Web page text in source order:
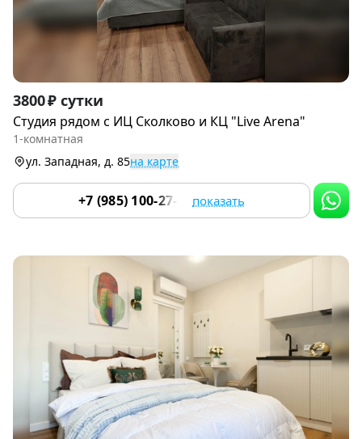
Item
1
of
3800 ₽ сутки
Студия рядом с ИЦ Сколково и КЦ "Live Arena"
1-комнатная
ул. Западная, д. 85на карте
+7 (985) 100-27-96 показать